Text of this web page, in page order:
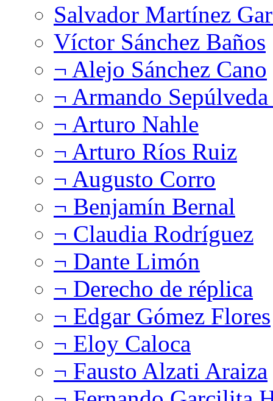
Salvador Martínez
Víctor Sánchez Baños
¬ Alejo Sánchez Cano
¬ Armando
¬ Arturo Nahle
¬ Arturo Ríos Ruiz
¬ Augusto Corro
¬ Benjamín Bernal
¬ Claudia Rodríguez
¬ Dante Limón
¬ Derecho de réplica
¬ Edgar Gómez Flores
¬ Eloy Caloca
¬ Fausto Alzati Araiza